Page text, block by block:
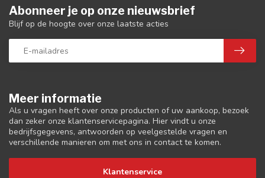
Meer informatie
Als u vragen heeft over onze producten of uw aankoop, bezoek
dan zeker onze klantenservicepagina. Hier vindt u onze
bedrijfsgegevens, antwoorden op veelgestelde vragen en
verschillende manieren om met ons in contact te komen.
Klantenservice
Abonneer je op onze nieuwsbrief
Blijf op de hoogte over onze laatste acties